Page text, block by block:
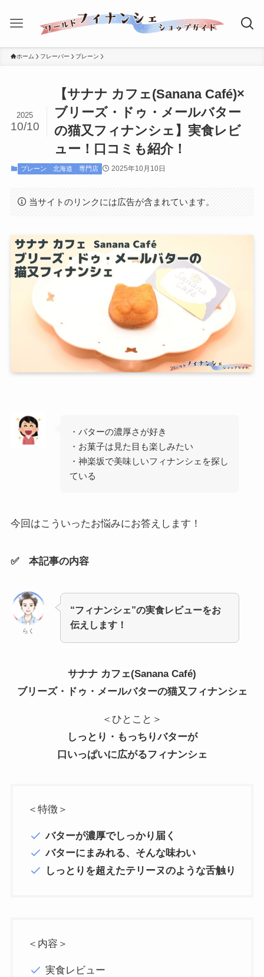
ホーム フレーバー プレーン
【サナナ カフェ(Sanana Café)×
ブリーズ・ドゥ・メールバター
の猫又フィナンシェ】実食レビ
ュー！口コミも紹介！
2025
10/10
プレーン 北海道 専門店 2025年10月10日
当サイトのリンクには広告が含まれています。
・バターの濃厚さが好き
・お菓子は見た目も楽しみたい
・神楽坂で美味しいフィナンシェを探し
ている
今回はこういったお悩みにお答えします！
✅ 本記事の内容
らく
“フィナンシェ”の実食レビューをお
伝えします！
サナナ カフェ(Sanana Café)
ブリーズ・ドゥ・メールバターの猫又フィナンシェ
＜ひとこと＞
しっとり・もっちりバターが
口いっぱいに広がるフィナンシェ
＜特徴＞
バターが濃厚でしっかり届く
バターにまみれる、そんな味わい
しっとりを超えたテリーヌのような舌触り
＜内容＞
実食レビュー